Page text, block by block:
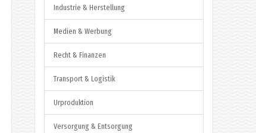
Industrie & Herstellung
Medien & Werbung
Recht & Finanzen
Transport & Logistik
Urproduktion
Versorgung & Entsorgung